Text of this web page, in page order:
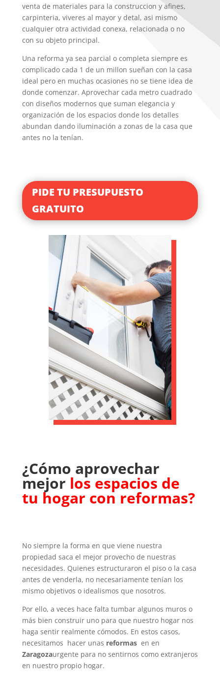
venta de materiales para la construccion y afines,
carpinteria, viveres al mayor y detal, asi mismo
cualquier otra actividad conexa, relacionada o no
con su objeto principal.
Una reforma ya sea parcial o completa siempre es
complicado cada 1 de un millon sueñan con la casa
ideal pero en muchas ocasiones no se tiene idea de
donde comenzar. Aprovechar cada metro cuadrado
con diseños modernos que suman elegancia y
organización de los espacios donde los detalles
abundan dando iluminación a zonas de la casa que
antes no la tenían.
PIDE TU PRESUPUESTO
GRATUITO
¿Cómo aprovechar
mejor los espacios de
tu hogar con reformas?
No siempre la forma en que viene nuestra
propiedad saca el mejor provecho de nuestras
necesidades. Quienes estructuraron el piso o la casa
antes de venderla, no necesariamente tenían los
mismo objetivos o idealismos que nosotros.
Por ello, a veces hace falta tumbar algunos muros o
más bien construir uno para que nuestro hogar nos
haga sentir realmente cómodos. En estos casos,
necesitamos hacer unas reformasen en
Zaragozaurgente para no sentirnos como extranjeros
en nuestro propio hogar.